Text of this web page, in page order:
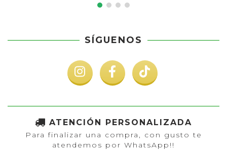
SÍGUENOS
ATENCIÓN PERSONALIZADA
Para finalizar una compra, con gusto te
atendemos por WhatsApp!!